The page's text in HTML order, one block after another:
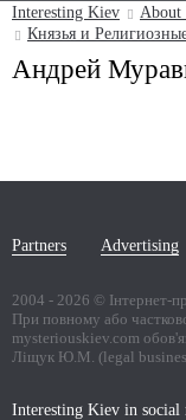
Interesting Kiev About
Князья и
Андрей
Partners Advertising
2004 - 2026 © Інтернет-
При повному або
mysteriouskiev.com
Ліщук Ю.М. (legal
Interesting Kiev in social